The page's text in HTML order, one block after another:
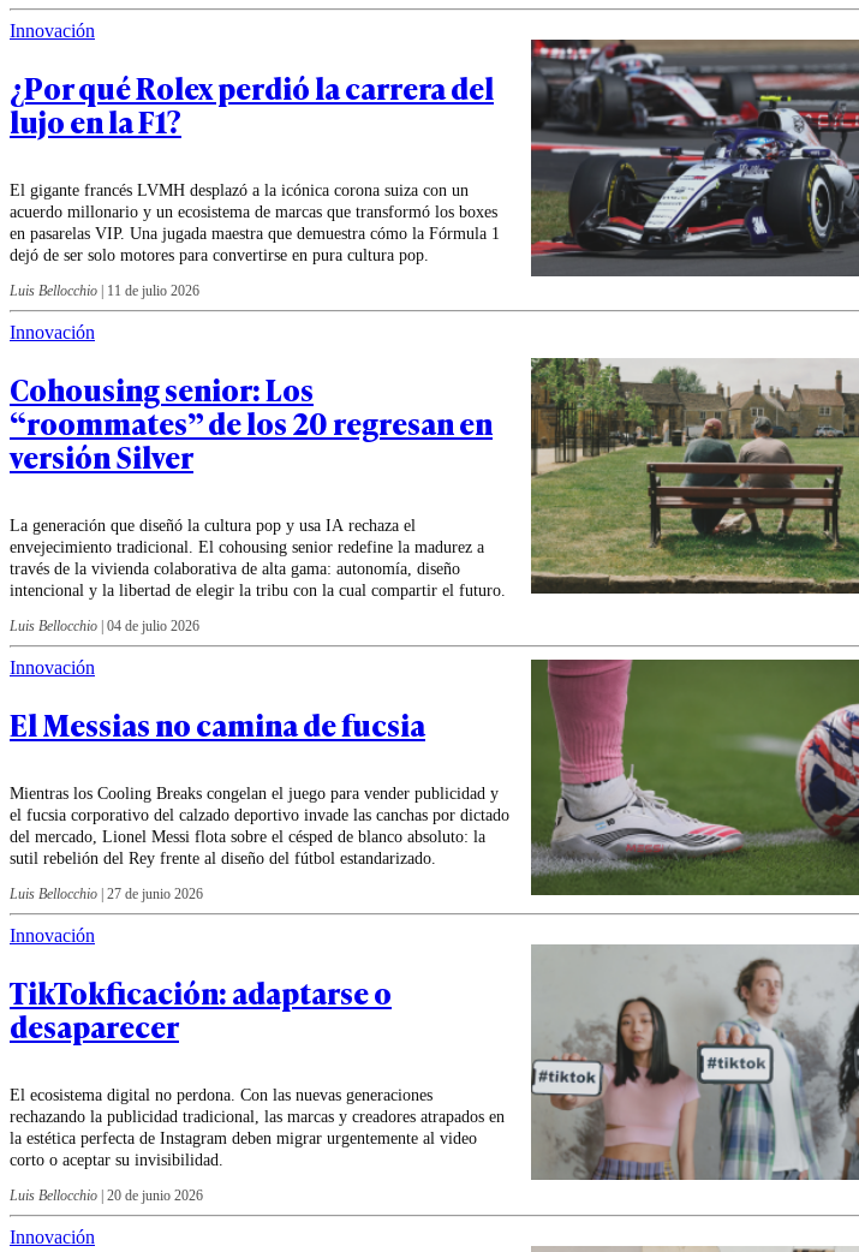
Innovación
¿Por qué Rolex perdió la carrera del
lujo en la F1?
El gigante francés LVMH desplazó a la icónica corona suiza con un
acuerdo millonario y un ecosistema de marcas que transformó los boxes
en pasarelas VIP. Una jugada maestra que demuestra cómo la Fórmula 1
dejó de ser solo motores para convertirse en pura cultura pop.
Luis Bellocchio 11 de julio 2026
Innovación
Cohousing senior: Los
“roommates” de los 20 regresan en
versión Silver
La generación que diseñó la cultura pop y usa IA rechaza el
envejecimiento tradicional. El cohousing senior redefine la madurez a
través de la vivienda colaborativa de alta gama: autonomía, diseño
intencional y la libertad de elegir la tribu con la cual compartir el futuro.
Luis Bellocchio 04 de julio 2026
Innovación
El Messias no camina de fucsia
Mientras los Cooling Breaks congelan el juego para vender publicidad y
el fucsia corporativo del calzado deportivo invade las canchas por dictado
del mercado, Lionel Messi flota sobre el césped de blanco absoluto: la
sutil rebelión del Rey frente al diseño del fútbol estandarizado.
Luis Bellocchio 27 de junio 2026
Innovación
TikTokficación: adaptarse o
desaparecer
El ecosistema digital no perdona. Con las nuevas generaciones
rechazando la publicidad tradicional, las marcas y creadores atrapados en
la estética perfecta de Instagram deben migrar urgentemente al video
corto o aceptar su invisibilidad.
Luis Bellocchio | 20 de junio 2026
Innovación